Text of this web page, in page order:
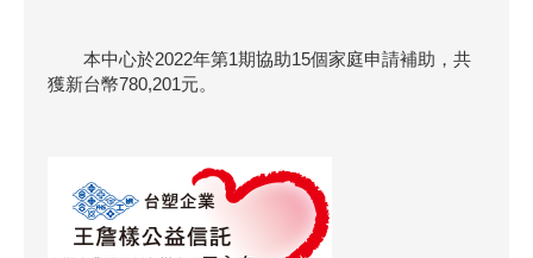
本中心於2022年第1期協助15個家庭申請補助，共
獲新台幣780,201元。